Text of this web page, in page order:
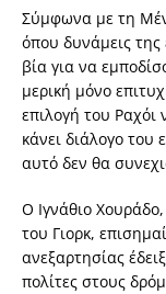
Σύμφωνα με τη
όπου δυνάμεις της
βία για να
μερική μόνο
επιλογή του Ραχόι
κάνει διάλογο του
αυτό δεν θα
Ο Ιγνάθιο
του Γιορκ,
ανεξαρτησίας
πολίτες στους